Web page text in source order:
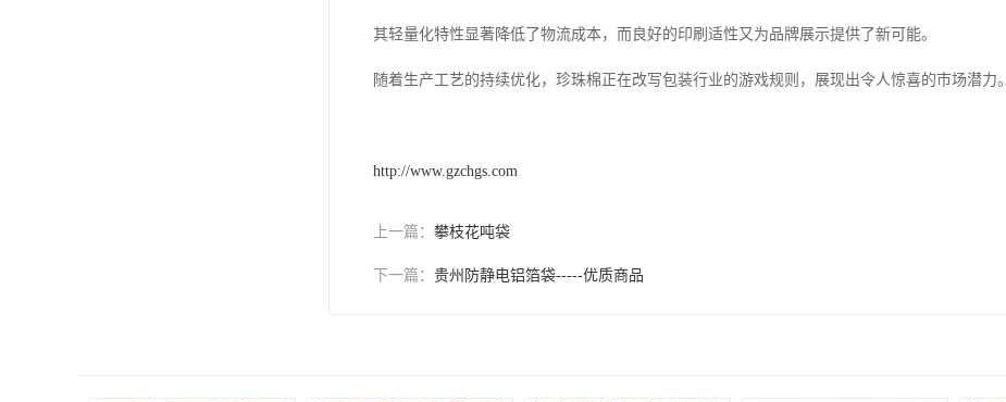
其轻量化特性显著降低了物流成本，而良好的印刷适性又为品牌展示提供了新可能。
随着生产工艺的持续优化，珍珠棉正在改写包装行业的游戏规则，展现出令人惊喜的市场潜力。
http://www.gzchgs.com
上一篇： 攀枝花吨袋
下一篇： 贵州防静电铝箔袋-----优质商品